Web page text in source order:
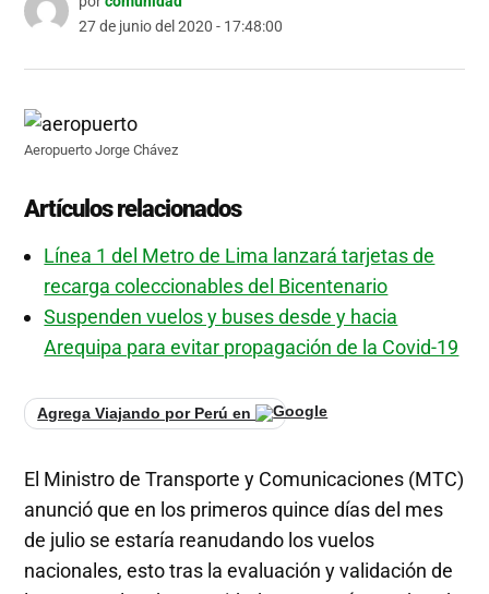
27 de junio del 2020 - 17:48:00
Aeropuerto Jorge Chávez
Artículos relacionados
Línea 1 del Metro de Lima lanzará tarjetas de
recarga coleccionables del Bicentenario
Suspenden vuelos y buses desde y hacia
Arequipa para evitar propagación de la Covid-19
Agrega Viajando por Perú en
El Ministro de Transporte y Comunicaciones (MTC)
anunció que en los primeros quince días del mes
de julio se estaría reanudando los vuelos
nacionales, esto tras la evaluación y validación de